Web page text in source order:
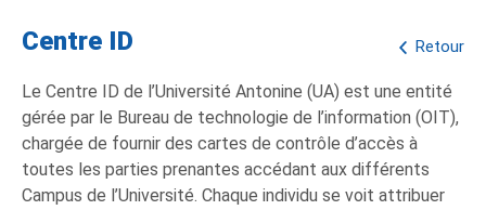
Retour
Centre ID
Le Centre ID de l’Université Antonine (UA) est une entité
gérée par le Bureau de technologie de l’information (OIT),
chargée de fournir des cartes de contrôle d’accès à
toutes les parties prenantes accédant aux différents
Campus de l’Université. Chaque individu se voit attribuer